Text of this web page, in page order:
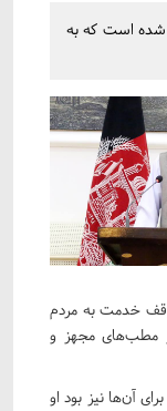
شده است که به
خدمت به مردم
مطب‌های مجهز و
آن‌ها نیز بود او